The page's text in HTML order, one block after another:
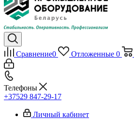
Сравнение0 Отложенные 0
Телефоны
+37529 847-29-17‬
Личный кабинет